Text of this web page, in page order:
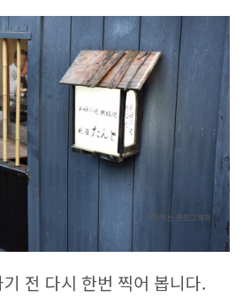
전 다시 한번 찍어 봅니다.